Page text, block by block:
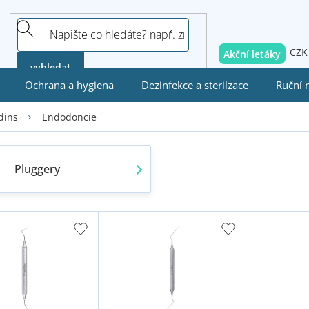
vyhledat
Akční letáky CZK
Ochrana a hygiena Dezinfekce a sterilzace Ruční
Endodoncie
Pluggery